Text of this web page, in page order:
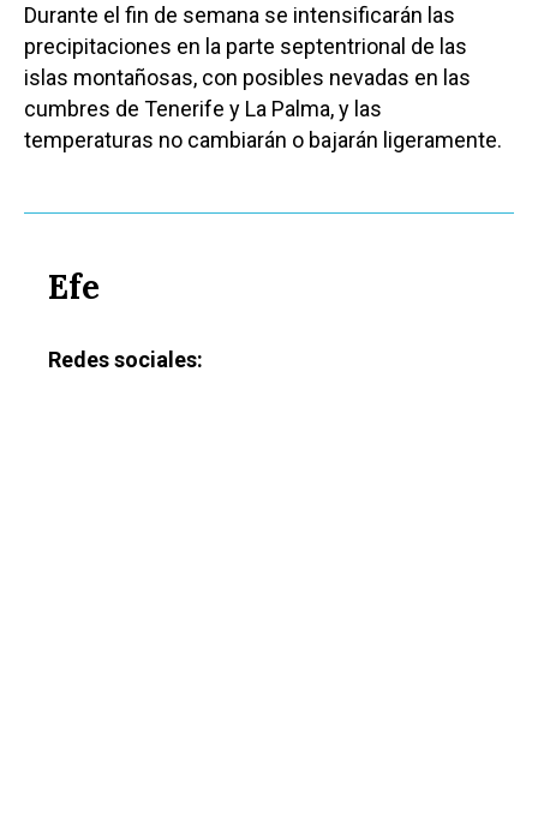
Durante el fin de semana se intensificarán las
precipitaciones en la parte septentrional de las
islas montañosas, con posibles nevadas en las
cumbres de Tenerife y La Palma, y las
temperaturas no cambiarán o bajarán ligeramente.
Efe
Redes sociales:
Medio Ambiente
Planeta Rural
Especiales
Galerías